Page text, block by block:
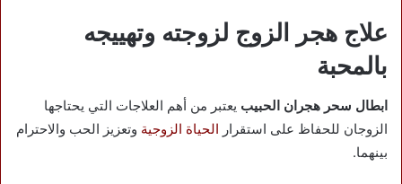
علاج هجر الزوج لزوجته وتهييجه
بالمحبة
ابطال سحر هجران الحبيب يعتبر من أهم العلاجات التي يحتاجها
الزوجان للحفاظ على استقرار الحياة الزوجية وتعزيز الحب والاحترام
بينهما.